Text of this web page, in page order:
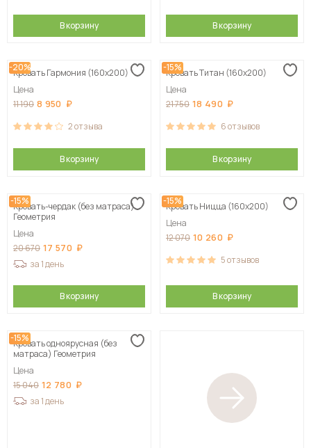
В корзину В корзину
-20%
Кровать Гармония (160х200)
Цена
11 190 8 950
2отзыва
В корзину
-15%
Кровать Титан (160х200)
Цена
21 750 18 490
6отзывов
В корзину
-15%
Кровать-чердак (без матраса)
Геометрия
Цена
20 670 17 570
за 1 день
В корзину
-15%
Кровать Ницца (160х200)
Цена
12 070 10 260
5отзывов
В корзину
-15%
Кровать одноярусная (без
матраса) Геометрия
Цена
15 040 12 780
за 1 день